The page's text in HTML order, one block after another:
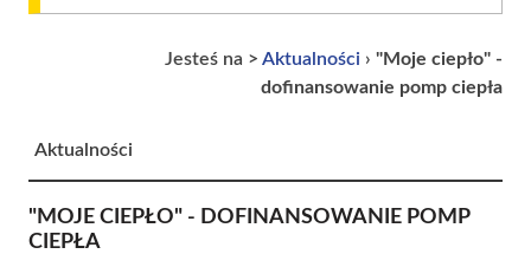
Jesteś na > Aktualności › "Moje ciepło" -
dofinansowanie pomp ciepła
Aktualności
"MOJE CIEPŁO" - DOFINANSOWANIE POMP
CIEPŁA